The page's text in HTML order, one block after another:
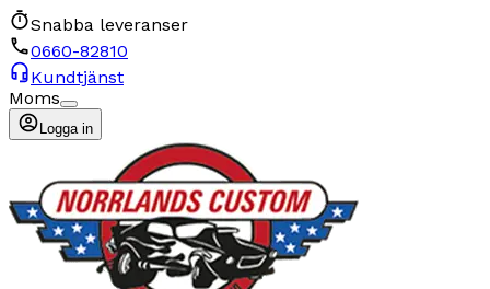
Snabba leveranser
0660-82810
Kundtjänst
Moms
Logga in